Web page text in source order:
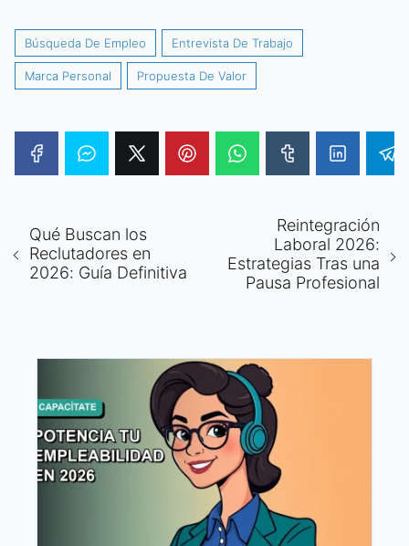
Búsqueda De Empleo Entrevista De Trabajo
Marca Personal Propuesta De Valor
Qué Buscan los
Reclutadores en
2026: Guía Definitiva
Reintegración
Laboral 2026:
Estrategias Tras una
Pausa Profesional